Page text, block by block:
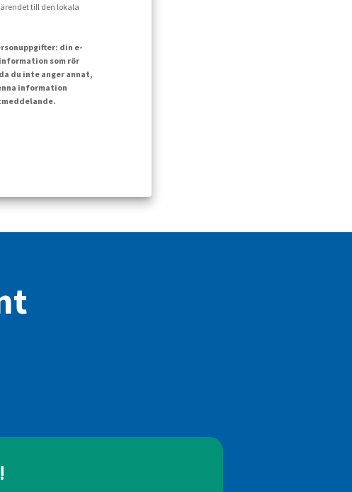
till den lokala
din e-
som rör
du inte anger annat,
information